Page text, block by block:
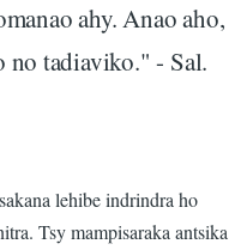
ahy. Anao aho,
no tadiaviko." - Sal.
lehibe indrindra ho
Tsy mampisaraka antsika